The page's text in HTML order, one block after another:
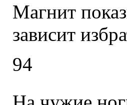
Магнит
зависит
94